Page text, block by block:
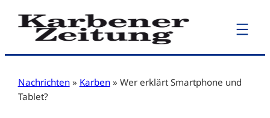
Zum
Inhalt
Nachrichten » Karben » Wer erklärt Smartphone und
Tablet?